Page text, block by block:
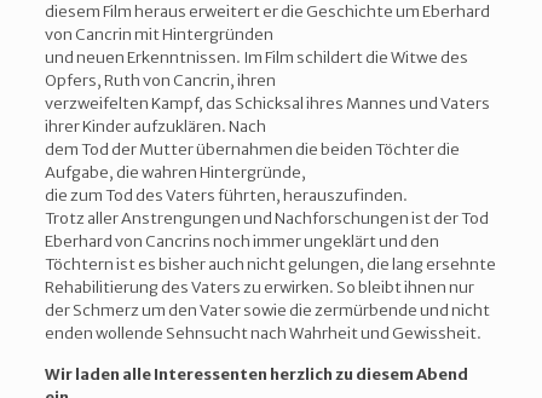
diesem Film heraus erweitert er die Geschichte um Eberhard
von Cancrin mit Hintergründen
und neuen Erkenntnissen. Im Film schildert die Witwe des
Opfers, Ruth von Cancrin, ihren
verzweifelten Kampf, das Schicksal ihres Mannes und Vaters
ihrer Kinder aufzuklären. Nach
dem Tod der Mutter übernahmen die beiden Töchter die
Aufgabe, die wahren Hintergründe,
die zum Tod des Vaters führten, herauszufinden.
Trotz aller Anstrengungen und Nachforschungen ist der Tod
Eberhard von Cancrins noch immer ungeklärt und den
Töchtern ist es bisher auch nicht gelungen, die lang ersehnte
Rehabilitierung des Vaters zu erwirken. So bleibt ihnen nur
der Schmerz um den Vater sowie die zermürbende und nicht
enden wollende Sehnsucht nach Wahrheit und Gewissheit.
Wir laden alle Interessenten herzlich zu diesem Abend